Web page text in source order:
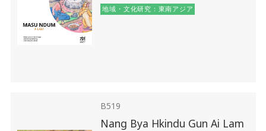
地域・文化研究：東南アジア
B519
Nang Bya Hkindu Gun Ai Lam